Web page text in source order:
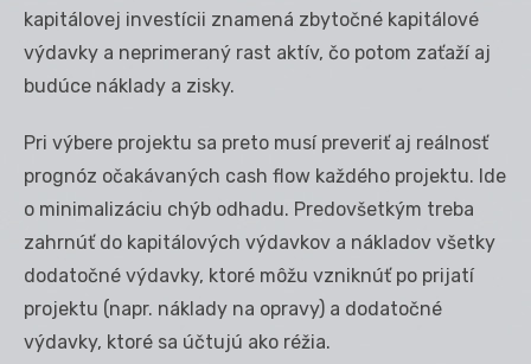
kapitálovej investícii znamená zbytočné kapitálové
výdavky a neprimeraný rast aktív, čo potom zaťaží aj
budúce náklady a zisky.
Pri výbere projektu sa preto musí preveriť aj reálnosť
prognóz očakávaných cash flow každého projektu. Ide
o minimalizáciu chýb odhadu. Predovšetkým treba
zahrnúť do kapitálových výdavkov a nákladov všetky
dodatočné výdavky, ktoré môžu vzniknúť po prijatí
projektu (napr. náklady na opravy) a dodatočné
výdavky, ktoré sa účtujú ako réžia.